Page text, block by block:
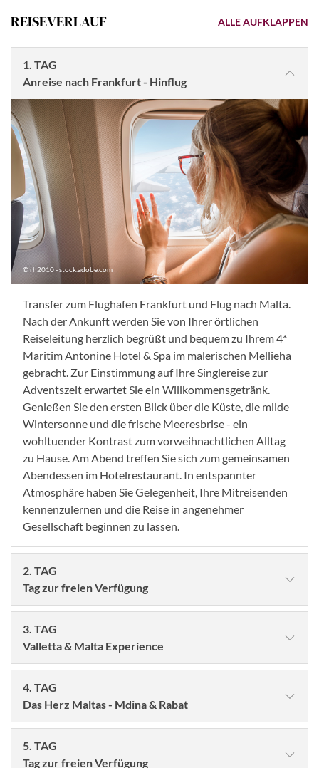
REISEVERLAUF ALLE AUFKLAPPEN
1. TAG
Anreise nach Frankfurt - Hinflug
© rh2010 - stock.adobe.com
Transfer zum Flughafen Frankfurt und Flug nach Malta.
Nach der Ankunft werden Sie von Ihrer örtlichen
Reiseleitung herzlich begrüßt und bequem zu Ihrem 4*
Maritim Antonine Hotel & Spa im malerischen Mellieha
gebracht. Zur Einstimmung auf Ihre Singlereise zur
Adventszeit erwartet Sie ein Willkommensgetränk.
Genießen Sie den ersten Blick über die Küste, die milde
Wintersonne und die frische Meeresbrise - ein
wohltuender Kontrast zum vorweihnachtlichen Alltag
zu Hause. Am Abend treffen Sie sich zum gemeinsamen
Abendessen im Hotelrestaurant. In entspannter
Atmosphäre haben Sie Gelegenheit, Ihre Mitreisenden
kennenzulernen und die Reise in angenehmer
Gesellschaft beginnen zu lassen.
2. TAG
Tag zur freien Verfügung
3. TAG
Valletta & Malta Experience
4. TAG
Das Herz Maltas - Mdina & Rabat
5. TAG
Tag zur freien Verfügung